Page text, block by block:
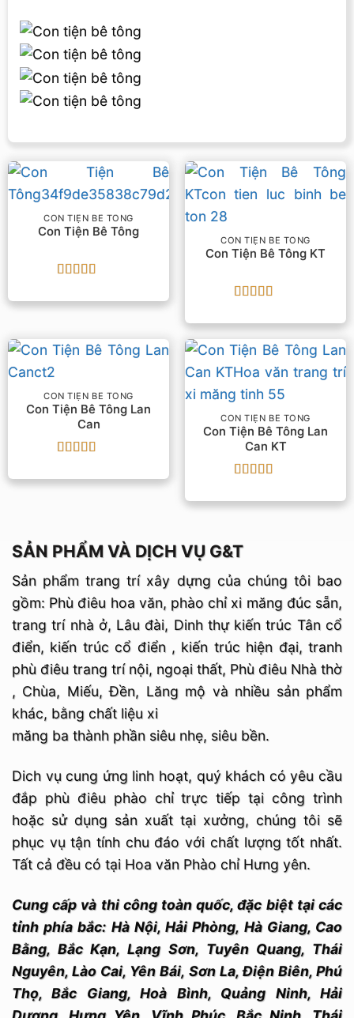
CON TIỆN BÊ TÔNG
Con Tiện Bê Tông
hạng55 sao
CON TIỆN BÊ TÔNG
Con Tiện Bê Tông KT
hạng55 sao
CON TIỆN BÊ TÔNG
Con Tiện Bê Tông Lan
Can
hạng55 sao
CON TIỆN BÊ TÔNG
Con Tiện Bê Tông Lan
Can KT
hạng55 sao
SẢN PHẨM VÀ DỊCH VỤ G&T
Sản phẩm trang trí xây dựng của chúng tôi bao
gồm: Phù điêu hoa văn, phào chỉ xi măng đúc sẵn,
trang trí nhà ở, Lâu đài, Dinh thự kiến trúc Tân cổ
điển, kiến trúc cổ điển , kiến trúc hiện đại, tranh
phù điêu trang trí nội, ngoại thất, Phù điêu Nhà thờ
, Chùa, Miếu, Đền, Lăng mộ và nhiều sản phẩm
khác, bằng chất liệu xi
măng ba thành phần siêu nhẹ, siêu bền.
Dich vụ cung ứng linh hoạt, quý khách có yêu cầu
đắp phù điêu phào chỉ trực tiếp tại công trình
hoặc sử dụng sản xuất tại xưởng, chúng tôi sẽ
phục vụ tận tính chu đáo với chất lượng tốt nhất.
Tất cả đều có tại Hoa văn Phào chỉ Hưng yên.
Cung cấp và thi công toàn quốc, đặc biệt tại các
tỉnh phía bắc: Hà Nội, Hải Phòng, Hà Giang, Cao
Bằng, Bắc Kạn, Lạng Sơn, Tuyên Quang, Thái
Nguyên, Lào Cai, Yên Bái, Sơn La, Điện Biên, Phú
Thọ, Bắc Giang, Hoà Bình, Quảng Ninh, Hải